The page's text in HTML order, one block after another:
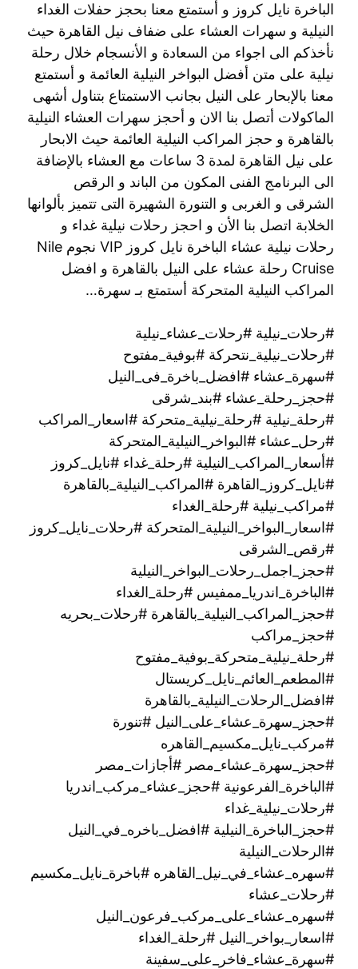
الباخرة نايل كروز و أستمتع معنا بحجز حفلات الغداء
النيلية و سهرات العشاء على ضفاف نيل القاهرة حيث
نأخذكم الى اجواء من السعادة و الأنسجام خلال رحلة
نيلية على متن أفضل البواخر النيلية العائمة و أستمتع
معنا بالإبحار على النيل بجانب الاستمتاع بتناول أشهى
الماكولات أتصل بنا الان و أحجز سهرات العشاء النيلية
بالقاهرة و حجز المراكب النيلية العائمة حيث الابحار
على نيل القاهرة لمدة 3 ساعات مع العشاء بالإضافة
الى البرنامج الفنى المكون من الباند و الرقص
الشرقى و الغربى و التنورة الشهيرة التى تتميز بألوانها
الخلابة اتصل بنا الأن و احجز رحلات نيلية غداء و
رحلات نيلية عشاء الباخرة نايل كروز VIP نجوم Nile
Cruise رحلة عشاء على النيل بالقاهرة و افضل
المراكب النيلية المتحركة أستمتع بـ سهرة…
#رحلات_نيلية #رحلات_عشاء_نيلية
#رحلات_نيلية_نتحركة #بوفية_مفتوح
#سهرة_عشاء #افضل_باخرة_فى_النيل
#حجز_رحلة_عشاء #بند_شرقى
#رحلة_نيلية #رحلة_نيلية_متحركة #اسعار_المراكب
#رحل_عشاء #البواخر_النيلية_المتحركة
#أسعار_المراكب_النيلية #رحلة_غداء #نايل_كروز
#نايل_كروز_القاهرة #المراكب_النيلية_بالقاهرة
#مراكب_نيلية #رحلة_الغداء
#اسعار_البواخر_النيلية_المتحركة #رحلات_نايل_كروز
#رقص_الشرقى
#حجز_اجمل_رحلات_البواخر_النيلية
#الباخرة_اندريا_ممفيس #رحلة_الغداء
#حجز_المراكب_النيلية_بالقاهرة #رحلات_بحريه
#حجز_مراكب
#رحلة_نيلية_متحركة_بوفية_مفتوح
#المطعم_العائم_نايل_كريستال
#افضل_الرحلات_النيلية_بالقاهرة
#حجز_سهرة_عشاء_على_النيل #تنورة
#مركب_نايل_مكسيم_القاهره
#حجز_سهرة_عشاء_مصر #أجازات_مصر
#الباخرة_الفرعونية #حجز_عشاء_مركب_اندريا
#رحلات_نيلية_غداء
#حجز_الباخرة_النيلية #افضل_باخره_في_النيل
#الرحلات_النيلية
#سهره_عشاء_في_نيل_القاهره‏ #باخرة_نايل_مكسيم
#رحلات_عشاء
#سهره_عشاء_على_مركب_فرعون_النيل
#اسعار_بواخر_النيل #رحلة_الغداء
#سهرة_عشاء_فاخر_على_سفينة